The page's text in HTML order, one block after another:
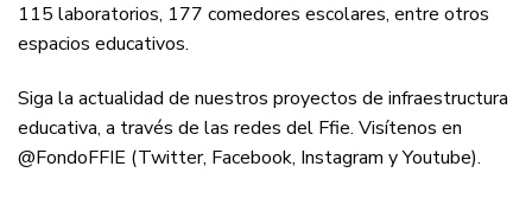
115 laboratorios, 177 comedores escolares, entre otros
espacios educativos.
Siga la actualidad de nuestros proyectos de infraestructura
educativa, a través de las redes del Ffie. Visítenos en
@FondoFFIE (Twitter, Facebook, Instagram y Youtube).